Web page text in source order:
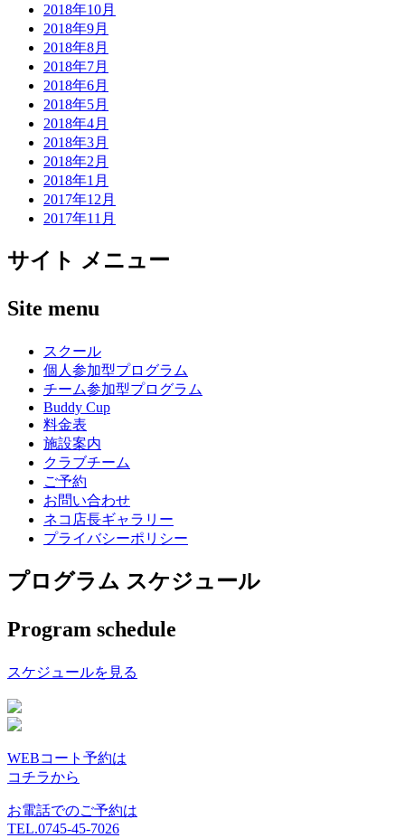
2018年10月
2018年9月
2018年8月
2018年7月
2018年6月
2018年5月
2018年4月
2018年3月
2018年2月
2018年1月
2017年12月
2017年11月
サイト メニュー
Site menu
スクール
個人参加型プログラム
チーム参加型プログラム
Buddy Cup
料金表
施設案内
クラブチーム
ご予約
お問い合わせ
ネコ店長ギャラリー
プライバシーポリシー
プログラム スケジュール
Program schedule
スケジュールを見る
WEBコート予約は
コチラから
お電話でのご予約は
TEL.0745-45-7026